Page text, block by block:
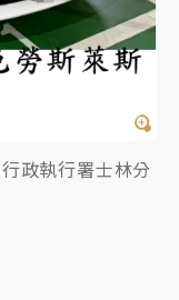
政執行署士林分